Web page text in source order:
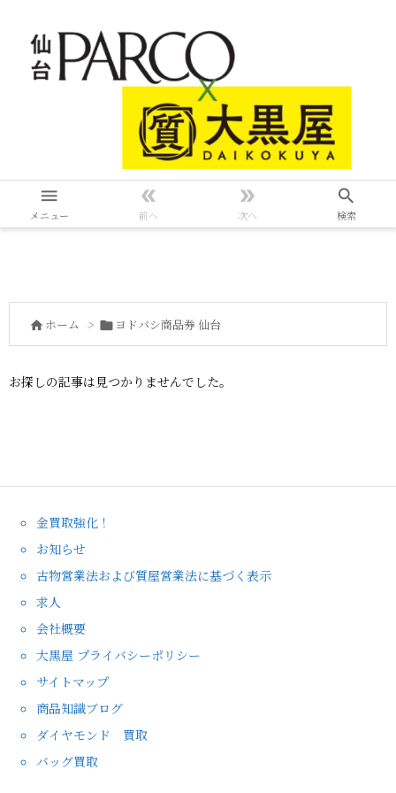

メニュー

前へ

次へ

検索
 ホーム >  ヨドバシ商品券 仙台
お探しの記事は見つかりませんでした。
金買取強化！
お知らせ
古物営業法および質屋営業法に基づく表示
求人
会社概要
大黒屋 プライバシーポリシー
サイトマップ
商品知識ブログ
ダイヤモンド 買取
バッグ買取